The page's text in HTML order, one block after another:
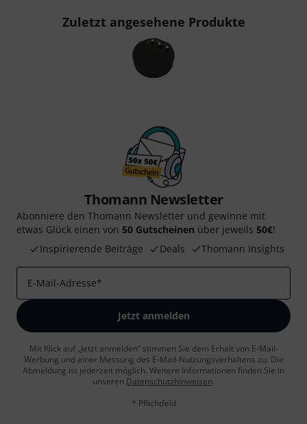
Zuletzt angesehene Produkte
Thomann Newsletter
Abonniere den Thomann Newsletter und gewinne mit
etwas Glück einen von 50 Gutscheinen über jeweils 50€!
Inspirierende Beiträge
Deals Thomann Insights
E-Mail-Adresse*
Jetzt anmelden
Mit Klick auf „Jetzt anmelden“ stimmen Sie dem Erhalt von E-Mail-
Werbung und einer Messung des E-Mail-Nutzungsverhaltens zu. Die
Abmeldung ist jederzeit möglich. Weitere Informationen finden Sie in
unseren Datenschutzhinweisen.
* Pflichtfeld